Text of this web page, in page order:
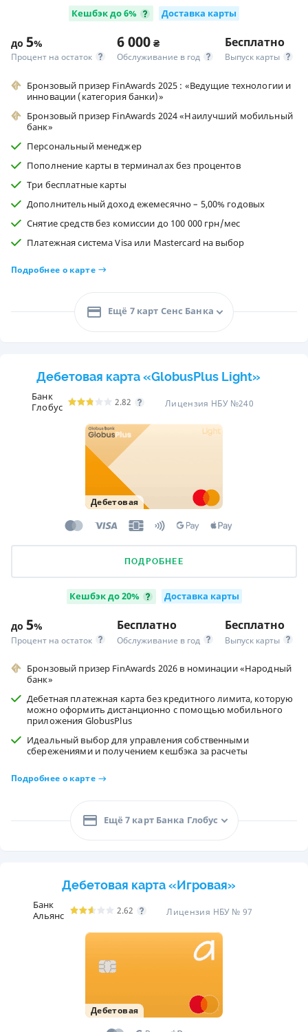
Кешбэк до 6% Доставка карты
до 5%
Процент на остаток
6 000 ₴
Обслуживание в год
Бесплатно
Выпуск карты
Бронзовый призер FinAwards 2025 : «Ведущие технологии и
инновации (категория банки)»
Бронзовый призер FinAwards 2024 «Наилучший мобильный
банк»
Персональный менеджер
Пополнение карты в терминалах без процентов
Три бесплатные карты
Дополнительный доход ежемесячно – 5,00% годовых
Снятие средств без комиссии до 100 000 грн/мес
Платежная система Visa или Mastercard на выбор
Подробнее о карте
Ещё 7 карт Сенс Банка
Дебетовая карта «GlobusPlus Light»
Банк
Глобус
2.82 Лицензия НБУ №240
Дебетовая
ПОДРОБНЕЕ
Кешбэк до 20% Доставка карты
до 5%
Процент на остаток
Бесплатно
Обслуживание в год
Бесплатно
Выпуск карты
Бронзовый призер FinAwards 2026 в номинации «Народный
банк»
Дебетная платежная карта без кредитного лимита, которую
можно оформить дистанционно с помощью мобильного
приложения GlobusPlus
Идеальный выбор для управления собственными
сбережениями и получением кешбэка за расчеты
Подробнее о карте
Ещё 7 карт Банка Глобус
Дебетовая карта «Игровая»
Банк
Альянс
2.62 Лицензия НБУ № 97
Дебетовая